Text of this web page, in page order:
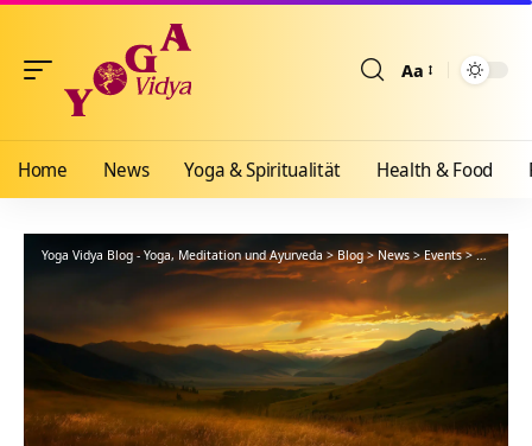
Aa
Home News Yoga & Spiritualität Health & Food
Yoga Vidya Blog - Yoga, Meditation und Ayurveda>Blog>News>Events>